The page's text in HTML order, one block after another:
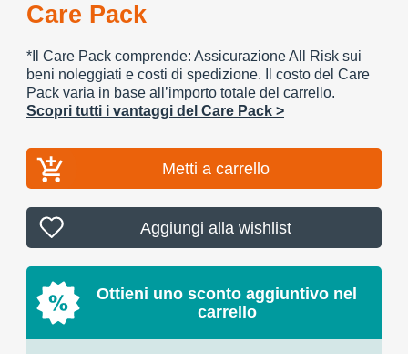
Care Pack
*Il Care Pack comprende: Assicurazione All Risk sui
beni noleggiati e costi di spedizione. Il costo del Care
Pack varia in base all’importo totale del carrello.
Scopri tutti i vantaggi del Care Pack >
Metti a carrello
Aggiungi alla wishlist
Ottieni uno sconto aggiuntivo nel
carrello